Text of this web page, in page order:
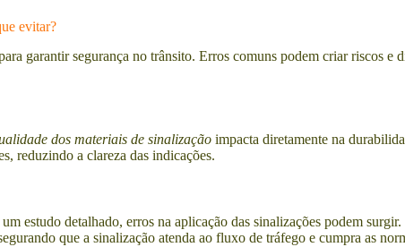
evitar?
garantir segurança no trânsito. Erros comuns podem criar riscos
dos materiais de sinalização impacta diretamente na
reduzindo a clareza das indicações.
estudo detalhado, erros na aplicação das sinalizações podem
que a sinalização atenda ao fluxo de tráfego e cumpra as